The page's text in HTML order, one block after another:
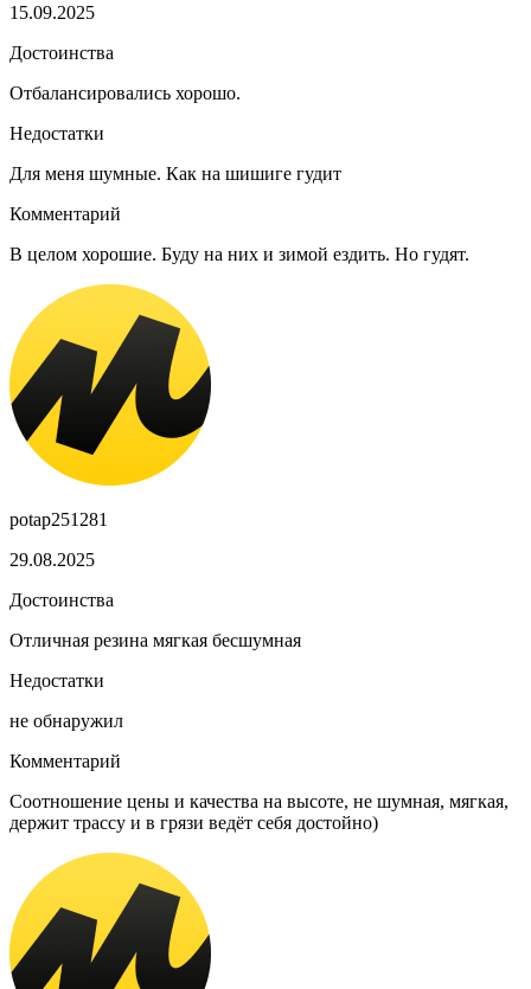
15.09.2025
Достоинства
Отбалансировались хорошо.
Недостатки
Для меня шумные. Как на шишиге гудит
Комментарий
В целом хорошие. Буду на них и зимой ездить. Но гудят.
potap251281
29.08.2025
Достоинства
Отличная резина мягкая бесшумная
Недостатки
не обнаружил
Комментарий
Соотношение цены и качества на высоте, не шумная, мягкая,
держит трассу и в грязи ведёт себя достойно)